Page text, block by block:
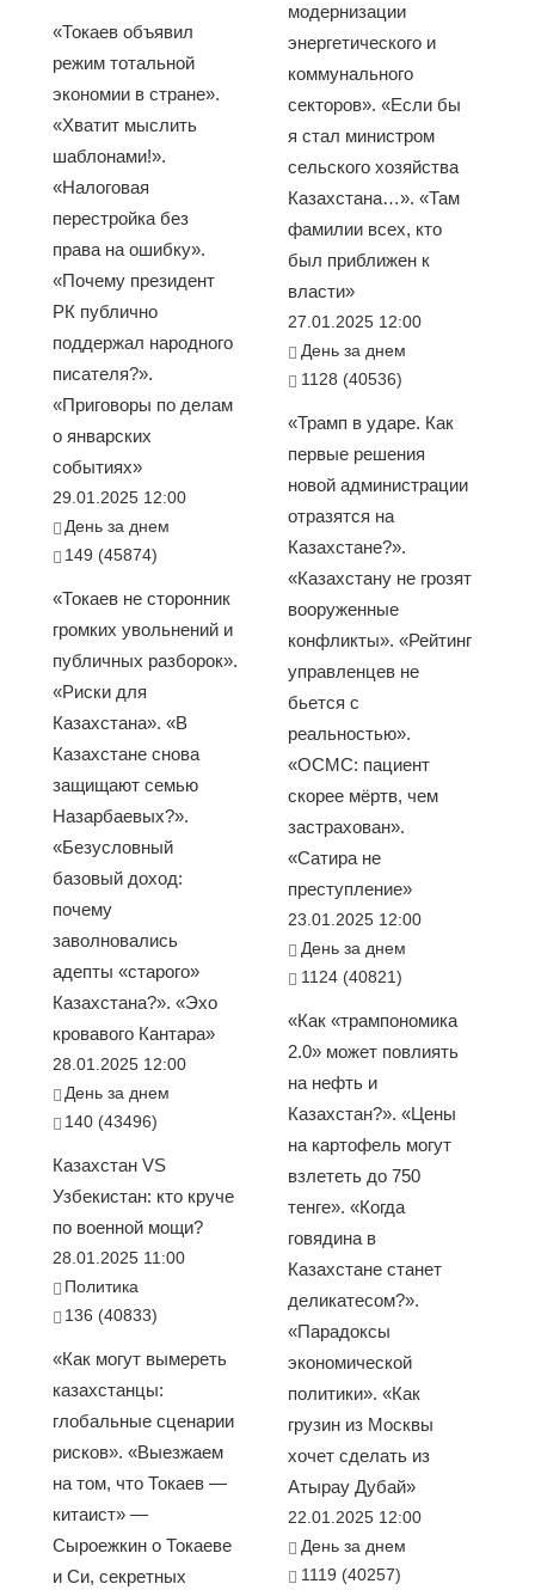
«Токаев объявил
режим тотальной
экономии в стране».
«Хватит мыслить
шаблонами!».
«Налоговая
перестройка без
права на ошибку».
«Почему президент
РК публично
поддержал народного
писателя?».
«Приговоры по делам
о январских
событиях»
29.01.2025 12:00
День за днем
149 (45874)
«Токаев не сторонник
громких увольнений и
публичных разборок».
«Риски для
Казахстана». «В
Казахстане снова
защищают семью
Назарбаевых?».
«Безусловный
базовый доход:
почему
заволновались
адепты «старого»
Казахстана?». «Эхо
кровавого Кантара»
28.01.2025 12:00
День за днем
140 (43496)
Казахстан VS
Узбекистан: кто круче
по военной мощи?
28.01.2025 11:00
Политика
136 (40833)
«Как могут вымереть
казахстанцы:
глобальные сценарии
рисков». «Выезжаем
на том, что Токаев —
китаист» —
Сыроежкин о Токаеве
и Си, секретных
модернизации
энергетического и
коммунального
секторов». «Если бы
я стал министром
сельского хозяйства
Казахстана…». «Там
фамилии всех, кто
был приближен к
власти»
27.01.2025 12:00
День за днем
1128 (40536)
«Трамп в ударе. Как
первые решения
новой администрации
отразятся на
Казахстане?».
«Казахстану не грозят
вооруженные
конфликты». «Рейтинг
управленцев не
бьется с
реальностью».
«ОСМС: пациент
скорее мёртв, чем
застрахован».
«Сатира не
преступление»
23.01.2025 12:00
День за днем
1124 (40821)
«Как «трампономика
2.0» может повлиять
на нефть и
Казахстан?». «Цены
на картофель могут
взлететь до 750
тенге». «Когда
говядина в
Казахстане станет
деликатесом?».
«Парадоксы
экономической
политики». «Как
грузин из Москвы
хочет сделать из
Атырау Дубай»
22.01.2025 12:00
День за днем
1119 (40257)